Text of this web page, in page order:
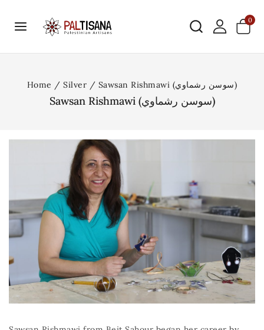
0
Home / Silver / Sawsan Rishmawi (سوسن رشماوي)
Sawsan Rishmawi (سوسن رشماوي)